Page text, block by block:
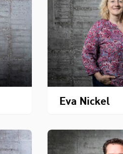
Eva Nickel